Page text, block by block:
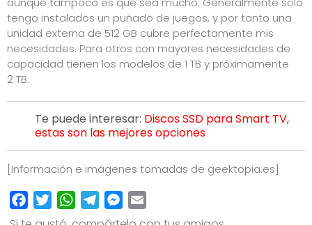
tengo instalados un puñado de juegos, y por tanto una
unidad externa de 512 GB cubre perfectamente mis
necesidades. Para otros con mayores necesidades de
capacidad tienen los modelos de 1 TB y próximamente
2 TB.
Te puede interesar: Discos SSD para Smart TV,
estas son las mejores opciones
[Información e imágenes tomadas de geektopia.es]
FacebookTwitterWhatsApp
TelegramMessenger